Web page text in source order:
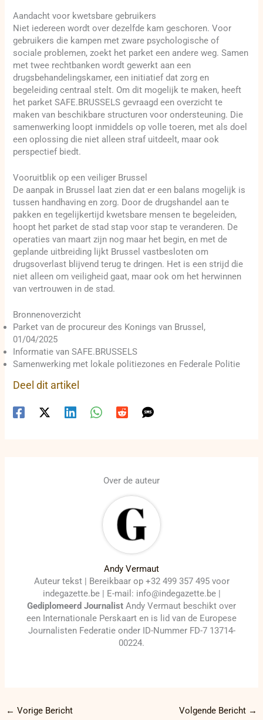
Aandacht voor kwetsbare gebruikers
Niet iedereen wordt over dezelfde kam geschoren. Voor
gebruikers die kampen met zware psychologische of
sociale problemen, zoekt het parket een andere weg. Samen
met twee rechtbanken wordt gewerkt aan een
drugsbehandelingskamer, een initiatief dat zorg en
begeleiding centraal stelt. Om dit mogelijk te maken, heeft
het parket SAFE.BRUSSELS gevraagd een overzicht te
maken van beschikbare structuren voor ondersteuning. Die
samenwerking loopt inmiddels op volle toeren, met als doel
een oplossing die niet alleen straf uitdeelt, maar ook
perspectief biedt.
Vooruitblik op een veiliger Brussel
De aanpak in Brussel laat zien dat er een balans mogelijk is
tussen handhaving en zorg. Door de drugshandel aan te
pakken en tegelijkertijd kwetsbare mensen te begeleiden,
hoopt het parket de stad stap voor stap te veranderen. De
operaties van maart zijn nog maar het begin, en met de
geplande uitbreiding lijkt Brussel vastbesloten om
drugsoverlast blijvend terug te dringen. Het is een strijd die
niet alleen om veiligheid gaat, maar ook om het herwinnen
van vertrouwen in de stad.
Bronnenoverzicht
Parket van de procureur des Konings van Brussel,
01/04/2025
Informatie van SAFE.BRUSSELS
Samenwerking met lokale politiezones en Federale Politie
Deel dit artikel
Over de auteur
Andy Vermaut
Auteur tekst | Bereikbaar op +32 499 357 495 voor
indegazette.be | E-mail: info@indegazette.be |
Gediplomeerd Journalist Andy Vermaut beschikt over
een Internationale Perskaart en is lid van de Europese
Journalisten Federatie onder ID-Nummer FD-7 13714-
00224.
← Vorige Bericht Volgende Bericht →